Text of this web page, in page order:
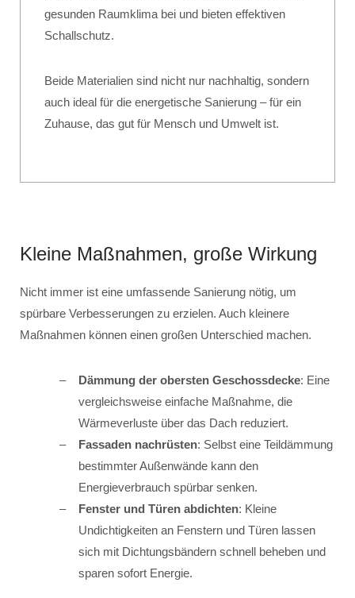
gesunden Raumklima bei und bieten effektiven
Schallschutz.
Beide Materialien sind nicht nur nachhaltig, sondern
auch ideal für die energetische Sanierung – für ein
Zuhause, das gut für Mensch und Umwelt ist.
Kleine Maßnahmen, große Wirkung
Nicht immer ist eine umfassende Sanierung nötig, um
spürbare Verbesserungen zu erzielen. Auch kleinere
Maßnahmen können einen großen Unterschied machen.
Dämmung der obersten Geschossdecke: Eine
vergleichsweise einfache Maßnahme, die
Wärmeverluste über das Dach reduziert.
Fassaden nachrüsten: Selbst eine Teildämmung
bestimmter Außenwände kann den
Energieverbrauch spürbar senken.
Fenster und Türen abdichten: Kleine
Undichtigkeiten an Fenstern und Türen lassen
sich mit Dichtungsbändern schnell beheben und
sparen sofort Energie.